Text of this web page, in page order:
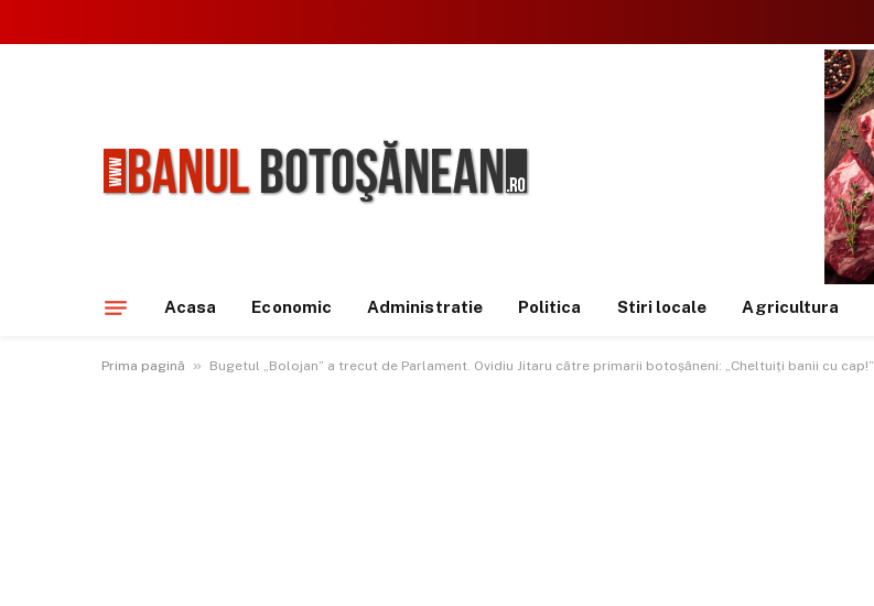
Acasa Economic Administratie Politica Stiri locale Agricultura
Prima pagină » Bugetul „Bolojan” a trecut de Parlament. Ovidiu Jitaru către primarii botoșăneni: „Cheltuiți banii cu cap!”